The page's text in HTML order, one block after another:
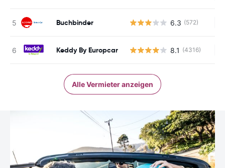
Buchbinder 6.3 (572)
Keddy By Europcar 8.1 (4316)
Alle Vermieter anzeigen